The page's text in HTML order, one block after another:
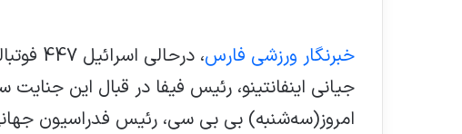
خبرنگار ورزشی فارس
،
جیانی اینفانتینو، رئیس فیفا در قبال این
امروز(سه‌شنبه) بی بی سی، رئیس فدراسیون